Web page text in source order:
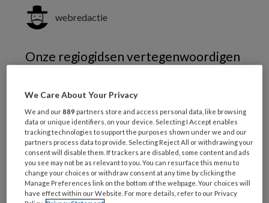
webredactie
Onze regiogidsen vertegenwoordigen
Onmisbaar voor ons, maar ook voor
onze leden! Wij merken dat niet
iedereen weet wie onze regiogidsen
zijn en wat ze precies doen. In deze en
komende edities vanVoetenwerk
stellen onze regiogidsen zich daarom
We Care About Your Privacy
We and our889 partners store and access personal data, like browsing
data or unique identifiers, on your device. Selecting I Accept enables
tracking technologies to support the purposes shown under we and our
partners process data to provide. Selecting Reject All or withdrawing your
consent will disable them. If trackers are disabled, some content and ads
you see may not be as relevant to you. You can resurface this menu to
change your choices or withdraw consent at any time by clicking the
Manage Preferences link on the bottom of the webpage. Your choices will
have effect within our Website. For more details, refer to our Privacy